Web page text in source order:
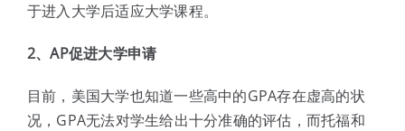
于进入大学后适应大学课程。
2、AP促进大学申请
目前，美国大学也知道一些高中的GPA存在虚高的状
况，GPA无法对学生给出十分准确的评估，而托福和